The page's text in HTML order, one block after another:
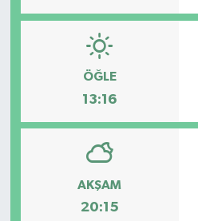
ÖĞLE
13:16
AKŞAM
20:15